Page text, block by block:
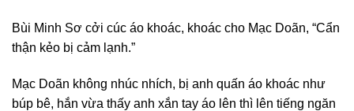
Bùi Minh Sơ cởi cúc áo khoác, khoác cho Mạc Doãn, “Cẩn
thận kẻo bị cảm lạnh.”
Mạc Doãn không nhúc nhích, bị anh quấn áo khoác như
búp bê, hắn vừa thấy anh xắn tay áo lên thì lên tiếng ngăn